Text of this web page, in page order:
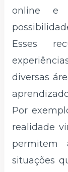
online e
Esses
diversas
Por
realidade
permitem
situações